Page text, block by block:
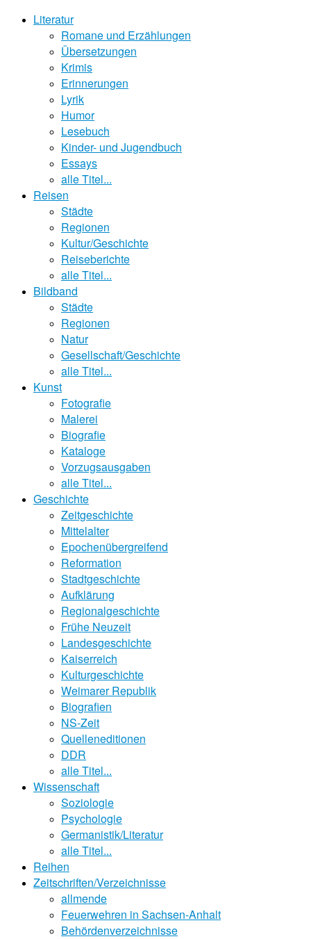
Literatur
Romane und Erzählungen
Übersetzungen
Krimis
Erinnerungen
Lyrik
Humor
Lesebuch
Kinder- und Jugendbuch
Essays
alle Titel...
Reisen
Städte
Regionen
Kultur/Geschichte
Reiseberichte
alle Titel...
Bildband
Städte
Regionen
Natur
Gesellschaft/Geschichte
alle Titel...
Kunst
Fotografie
Malerei
Biografie
Kataloge
Vorzugsausgaben
alle Titel...
Geschichte
Zeitgeschichte
Mittelalter
Epochenübergreifend
Reformation
Stadtgeschichte
Aufklärung
Regionalgeschichte
Frühe Neuzeit
Landesgeschichte
Kaiserreich
Kulturgeschichte
Weimarer Republik
Biografien
NS-Zeit
Quelleneditionen
DDR
alle Titel...
Wissenschaft
Soziologie
Psychologie
Germanistik/Literatur
alle Titel...
Reihen
Zeitschriften/Verzeichnisse
allmende
Feuerwehren in Sachsen-Anhalt
Behördenverzeichnisse